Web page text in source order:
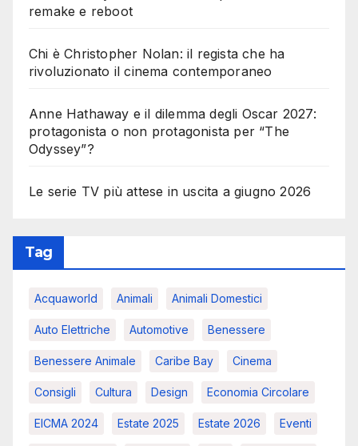
remake e reboot
Chi è Christopher Nolan: il regista che ha
rivoluzionato il cinema contemporaneo
Anne Hathaway e il dilemma degli Oscar 2027:
protagonista o non protagonista per “The
Odyssey”?
Le serie TV più attese in uscita a giugno 2026
Tag
Acquaworld Animali Animali Domestici
Auto Elettriche Automotive Benessere
Benessere Animale Caribe Bay Cinema
Consigli Cultura Design Economia Circolare
EICMA 2024 Estate 2025 Estate 2026 Eventi